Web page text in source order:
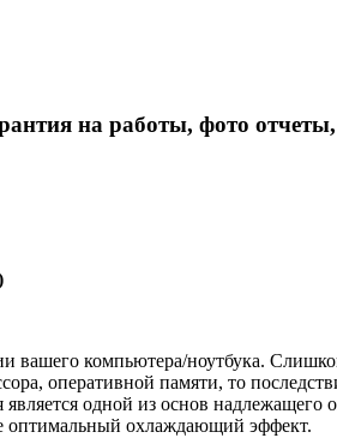
на работы, фото
компьютера/ноутбука.
оперативной памяти, то
одной из основ
оптимальный охлаждающий эффект.